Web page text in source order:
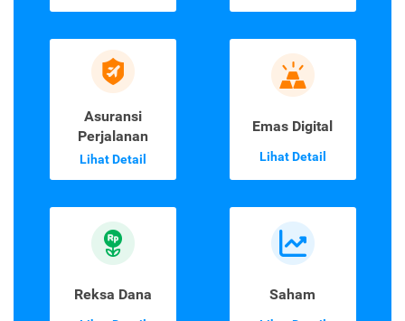
Asuransi
Perjalanan
Lihat Detail
Emas Digital
Lihat Detail
Reksa Dana Saham